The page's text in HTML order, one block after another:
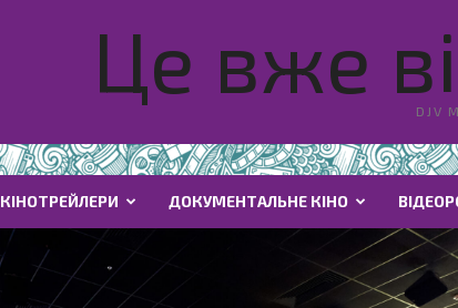
Це вже
DJV
КІНОТРЕЙЛЕРИ ДОКУМЕНТАЛЬНЕ КІНО